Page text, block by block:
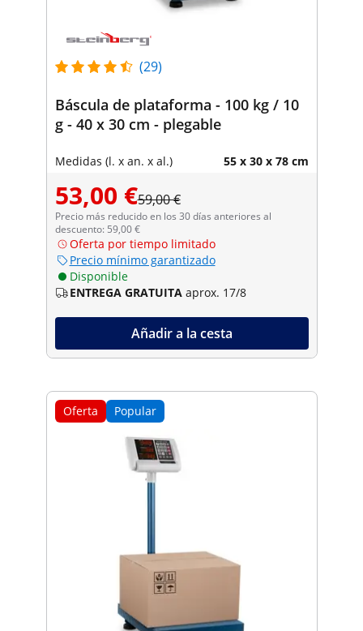
(29)
Báscula de plataforma - 100 kg / 10
g - 40 x 30 cm - plegable
Medidas (l. x an. x al.) 55 x 30 x 78 cm
53,00 €59,00 €
Precio más reducido en los 30 días anteriores al
descuento: 59,00 €
Oferta por tiempo limitado
Precio mínimo garantizado
Disponible
ENTREGA GRATUITA aprox. 17/8
Añadir a la cesta
Oferta Popular